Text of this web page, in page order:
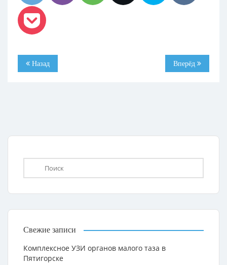
Назад Вперёд
Свежие записи
Комплексное УЗИ органов малого таза в
Пятигорске